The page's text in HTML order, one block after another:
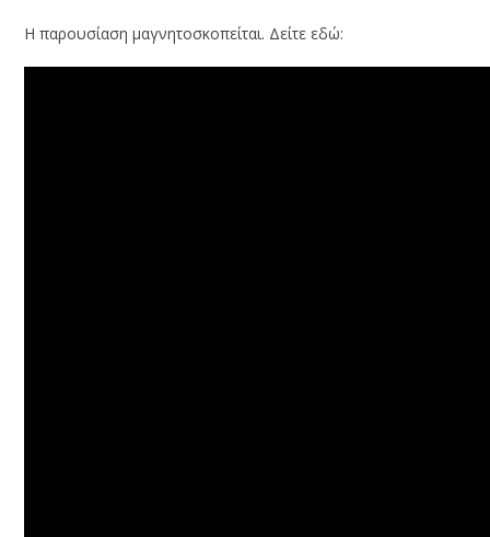
Η παρουσίαση μαγνητοσκοπείται. Δείτε εδώ: